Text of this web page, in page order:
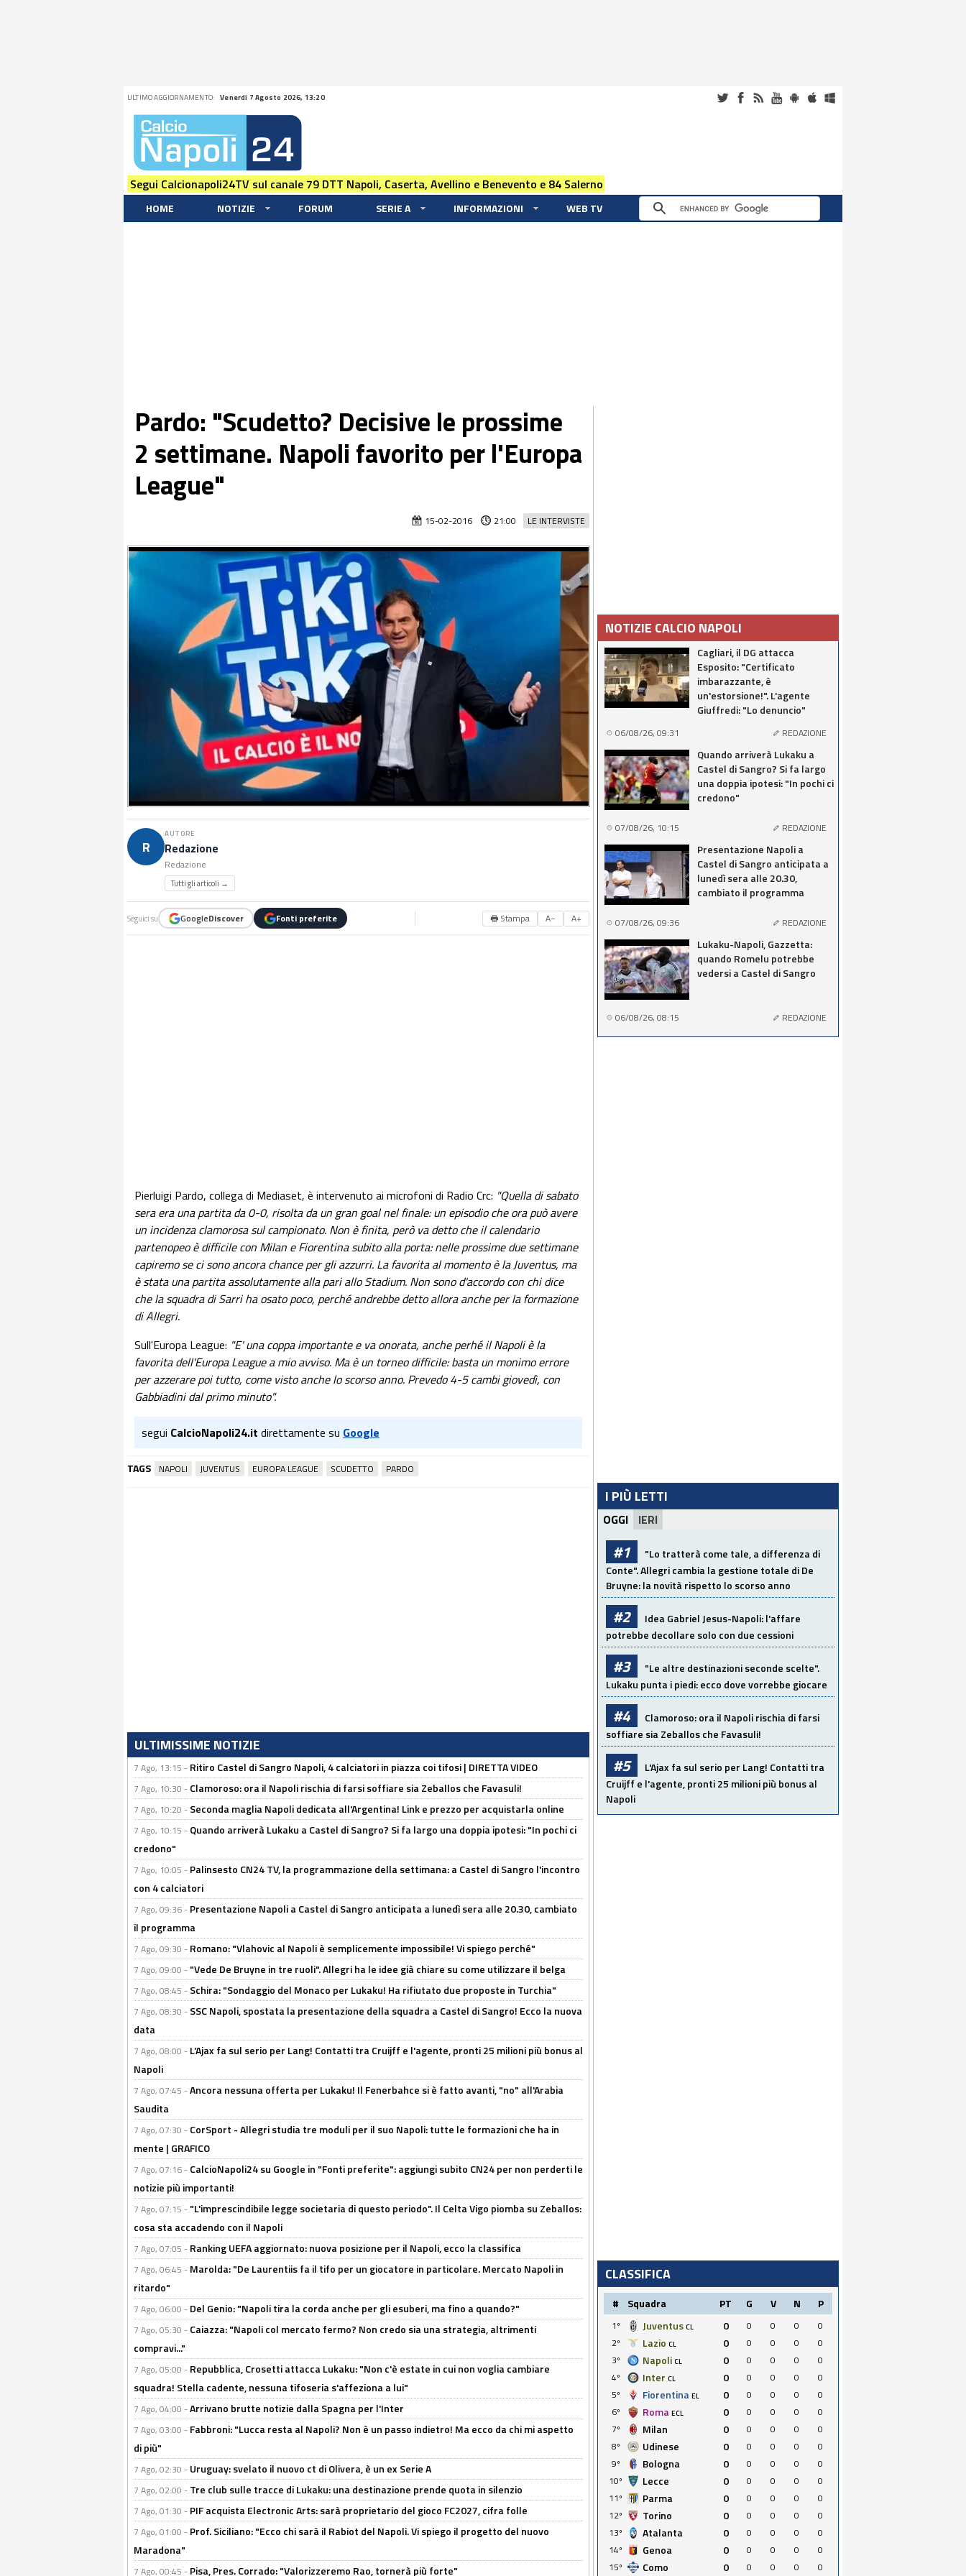
ULTIMO AGGIORNAMENTO: Venerdi 7 Agosto 2026, 13:20
Segui Calcionapoli24TV sul canale 79 DTT Napoli, Caserta, Avellino e Benevento e 84 Salerno
HOME NOTIZIE FORUM SERIE A INFORMAZIONI WEB TV
Pardo: "Scudetto? Decisive le prossime
2 settimane. Napoli favorito per l'Europa
League"
LE INTERVISTE
15-02-2016 21:00
R
AUTORE
Redazione
Redazione
Tutti gli articoli →
Seguici su GoogleDiscover Fonti preferite 🖶 Stampa A− A+
Pierluigi Pardo, collega di Mediaset, è intervenuto ai microfoni di Radio Crc: "Quella di sabato
sera era una partita da 0-0, risolta da un gran goal nel finale: un episodio che ora può avere
un incidenza clamorosa sul campionato. Non è finita, però va detto che il calendario
partenopeo è difficile con Milan e Fiorentina subito alla porta: nelle prossime due settimane
capiremo se ci sono ancora chance per gli azzurri. La favorita al momento è la Juventus, ma
è stata una partita assolutamente alla pari allo Stadium. Non sono d'accordo con chi dice
che la squadra di Sarri ha osato poco, perché andrebbe detto allora anche per la formazione
di Allegri.
Sull'Europa League: "E' una coppa importante e va onorata, anche perhé il Napoli è la
favorita dell'Europa League a mio avviso. Ma è un torneo difficile: basta un monimo errore
per azzerare poi tutto, come visto anche lo scorso anno. Prevedo 4-5 cambi giovedì, con
Gabbiadini dal primo minuto".
segui CalcioNapoli24.it direttamente su Google
TAGS NAPOLI JUVENTUS EUROPA LEAGUE SCUDETTO PARDO
ULTIMISSIME NOTIZIE
7 Ago, 13:15 - Ritiro Castel di Sangro Napoli, 4 calciatori in piazza coi tifosi | DIRETTA VIDEO
7 Ago, 10:30 - Clamoroso: ora il Napoli rischia di farsi soffiare sia Zeballos che Favasuli!
7 Ago, 10:20 - Seconda maglia Napoli dedicata all'Argentina! Link e prezzo per acquistarla online
7 Ago, 10:15 - Quando arriverà Lukaku a Castel di Sangro? Si fa largo una doppia ipotesi: "In pochi ci
credono"
7 Ago, 10:05 - Palinsesto CN24 TV, la programmazione della settimana: a Castel di Sangro l'incontro
con 4 calciatori
7 Ago, 09:36 - Presentazione Napoli a Castel di Sangro anticipata a lunedì sera alle 20.30, cambiato
il programma
7 Ago, 09:30 - Romano: "Vlahovic al Napoli è semplicemente impossibile! Vi spiego perché"
7 Ago, 09:00 - "Vede De Bruyne in tre ruoli". Allegri ha le idee già chiare su come utilizzare il belga
7 Ago, 08:45 - Schira: "Sondaggio del Monaco per Lukaku! Ha rifiutato due proposte in Turchia"
7 Ago, 08:30 - SSC Napoli, spostata la presentazione della squadra a Castel di Sangro! Ecco la nuova
data
7 Ago, 08:00 - L'Ajax fa sul serio per Lang! Contatti tra Cruijff e l'agente, pronti 25 milioni più bonus al
Napoli
7 Ago, 07:45 -Ancora nessuna offerta per Lukaku! Il Fenerbahce si è fatto avanti, "no" all'Arabia
Saudita
7 Ago, 07:30 - CorSport - Allegri studia tre moduli per il suo Napoli: tutte le formazioni che ha in
mente | GRAFICO
7 Ago, 07:16 - CalcioNapoli24 su Google in "Fonti preferite": aggiungi subito CN24 per non perderti le
notizie più importanti!
7 Ago, 07:15 - "L'imprescindibile legge societaria di questo periodo". Il Celta Vigo piomba su Zeballos:
cosa sta accadendo con il Napoli
7 Ago, 07:05 - Ranking UEFA aggiornato: nuova posizione per il Napoli, ecco la classifica
7 Ago, 06:45 - Marolda: "De Laurentiis fa il tifo per un giocatore in particolare. Mercato Napoli in
ritardo"
7 Ago, 06:00 - Del Genio: "Napoli tira la corda anche per gli esuberi, ma fino a quando?"
7 Ago, 05:30 - Caiazza: "Napoli col mercato fermo? Non credo sia una strategia, altrimenti
compravi..."
7 Ago, 05:00 - Repubblica, Crosetti attacca Lukaku: "Non c'è estate in cui non voglia cambiare
squadra! Stella cadente, nessuna tifoseria s'affeziona a lui"
7 Ago, 04:00 -Arrivano brutte notizie dalla Spagna per l'Inter
7 Ago, 03:00 - Fabbroni: "Lucca resta al Napoli? Non è un passo indietro! Ma ecco da chi mi aspetto
di più"
7 Ago, 02:30 - Uruguay: svelato il nuovo ct di Olivera, è un ex Serie A
7 Ago, 02:00 - Tre club sulle tracce di Lukaku: una destinazione prende quota in silenzio
7 Ago, 01:30 - PIF acquista Electronic Arts: sarà proprietario del gioco FC2027, cifra folle
7 Ago, 01:00 - Prof. Siciliano: "Ecco chi sarà il Rabiot del Napoli. Vi spiego il progetto del nuovo
Maradona"
7 Ago, 00:45 - Pisa, Pres. Corrado: "Valorizzeremo Rao, tornerà più forte"
NOTIZIE CALCIO NAPOLI
Cagliari, il DG attacca
Esposito: "Certificato
imbarazzante, è
un'estorsione!". L'agente
Giuffredi: "Lo denuncio"
06/08/26, 09:31 REDAZIONE
Quando arriverà Lukaku a
Castel di Sangro? Si fa largo
una doppia ipotesi: "In pochi ci
credono"
07/08/26, 10:15 REDAZIONE
Presentazione Napoli a
Castel di Sangro anticipata a
lunedì sera alle 20.30,
cambiato il programma
07/08/26, 09:36 REDAZIONE
Lukaku-Napoli, Gazzetta:
quando Romelu potrebbe
vedersi a Castel di Sangro
06/08/26, 08:15 REDAZIONE
I PIÙ LETTI
OGGI IERI
#1
"Lo tratterà come tale, a differenza di
Conte". Allegri cambia la gestione totale di De
Bruyne: la novità rispetto lo scorso anno
#2
Idea Gabriel Jesus-Napoli: l'affare
potrebbe decollare solo con due cessioni
#3
"Le altre destinazioni seconde scelte".
Lukaku punta i piedi: ecco dove vorrebbe giocare
#4
Clamoroso: ora il Napoli rischia di farsi
soffiare sia Zeballos che Favasuli!
#5
L'Ajax fa sul serio per Lang! Contatti tra
Cruijff e l'agente, pronti 25 milioni più bonus al
Napoli
CLASSIFICA
# Squadra PT G V N P
1º Juventus CL 0 0 0 0
0
2º
Lazio CL 0 0 0 0
0
3º
Napoli CL 0 0 0 0
0
4º
Inter CL 0 0 0 0
0
5º
Fiorentina EL 0 0 0 0
0
6º
Roma ECL 0 0 0 0
0
7º
Milan 0 0 0 0
0
8º
Udinese 0 0 0 0
0
9º
Bologna 0 0 0 0
0
10º
Lecce 0 0 0 0
0
11º
Parma 0 0 0 0
0
12º
Torino 0 0 0 0
0
13º
Atalanta 0 0 0 0
0
14º
Genoa 0 0 0 0
0
15º
Como 0 0 0 0 0